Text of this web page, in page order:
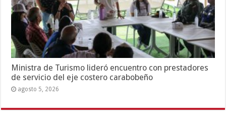
Ministra de Turismo lideró encuentro con prestadores
de servicio del eje costero carabobeño
agosto 5, 2026